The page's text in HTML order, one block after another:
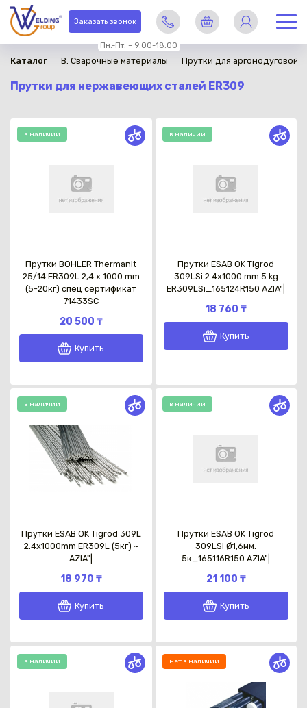
Заказать звонок
Пн.-Пт. – 9:00-18:00
Каз
Каталог B. Сварочные материалы Прутки для аргонодуговой
Прутки для нержавеющих сталей ER309
в наличии
Прутки BOHLER Thermanit
25/14 ER309L 2,4 x 1000 mm
(5-20кг) спец сертификат
71433SC
20 500 ₸
Купить
в наличии
Прутки ESAB OK Tigrod
309LSi 2.4x1000 mm 5 kg
ER309LSi_165124R150 AZIA"|
18 760 ₸
Купить
в наличии
Прутки ESAB OK Tigrod 309L
2.4x1000mm ER309L (5кг) ~
AZIA"|
18 970 ₸
Купить
в наличии
Прутки ESAB OK Tigrod
309LSi Ø1,6мм.
5к_165116R150 AZIA"|
21 100 ₸
Купить
в наличии нет в наличии